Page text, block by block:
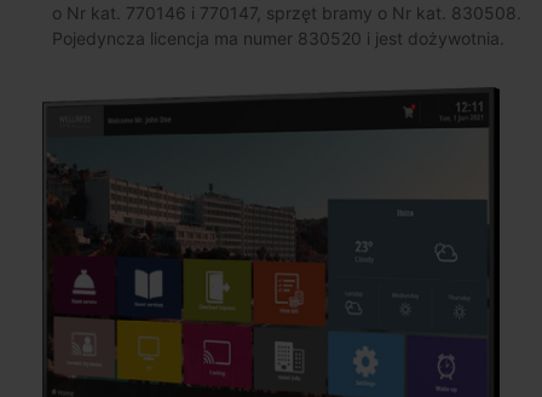
o Nr kat. 770146 i 770147, sprzęt bramy o Nr kat. 830508.
Pojedyncza licencja ma numer 830520 i jest dożywotnia.